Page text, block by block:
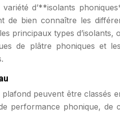
d’**isolants
de bien connaître les
principaux types
de plâtre phoniques et
peuvent être classés
performance phonique, de